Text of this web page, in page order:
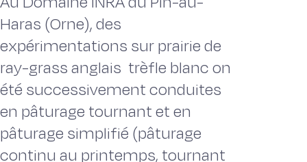
Haras (Orne), des
expérimentations sur prairie de
ray-grass anglais  trèfle blanc on
été successivement conduites
en pâturage tournant et en
pâturage simplifié (pâturage
continu au printemps, tournant